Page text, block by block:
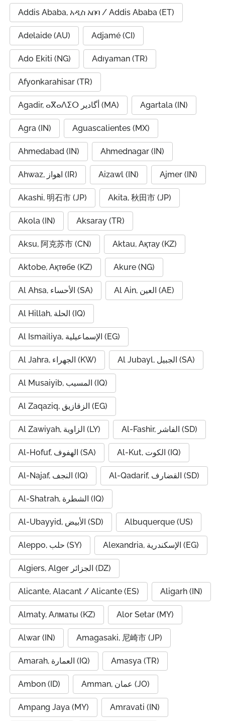
Addis Ababa, አዲስ አበባ / Addis Ababa (ET)
Adelaide (AU) Adjamé (CI)
Ado Ekiti (NG) Adıyaman (TR)
Afyonkarahisar (TR)
Agadir, ⴰⴳⴰⴷⵉⵔ أگادیر (MA) Agartala (IN)
Agra (IN) Aguascalientes (MX)
Ahmedabad (IN) Ahmednagar (IN)
Ahwaz, اهواز (IR) Aizawl (IN) Ajmer (IN)
Akashi, 明石市 (JP) Akita, 秋田市 (JP)
Akola (IN) Aksaray (TR)
Aksu, 阿克苏市 (CN) Aktau, Ақтау (KZ)
Aktobe, Ақтөбе (KZ) Akure (NG)
Al Ahsa, الأحساء (SA) Al Ain, العين (AE)
Al Hillah, الحلة (IQ)
Al Ismailiya, الإسماعيلية (EG)
Al Jahra, الجهراء (KW) Al Jubayl, الجبيل (SA)
Al Musaiyib, المسيب (IQ)
Al Zaqaziq, الزقازيق (EG)
Al Zawiyah, الزاوية (LY) Al-Fashir, الفاشر (SD)
Al-Hofuf, الهفوف (SA) Al-Kut, الكوت (IQ)
Al-Najaf, النجف (IQ) Al-Qadarif, القضارف (SD)
Al-Shatrah, الشطرة (IQ)
Al-Ubayyid, الأبيض (SD) Albuquerque (US)
Aleppo, حلب (SY) Alexandria, الإسكندرية (EG)
Algiers, Alger الجزائر (DZ)
Alicante, Alacant / Alicante (ES) Aligarh (IN)
Almaty, Алматы (KZ) Alor Setar (MY)
Alwar (IN) Amagasaki, 尼崎市 (JP)
Amarah, العمارة (IQ) Amasya (TR)
Ambon (ID) Amman, عمان (JO)
Ampang Jaya (MY) Amravati (IN)